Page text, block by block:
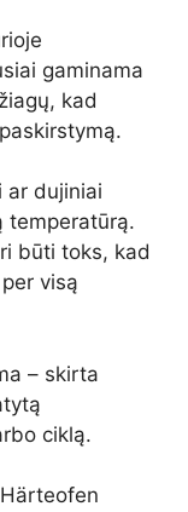
gaminama
kad
ar dujiniai
temperatūrą.
būti toks, kad
visą
– skirta
ciklą.